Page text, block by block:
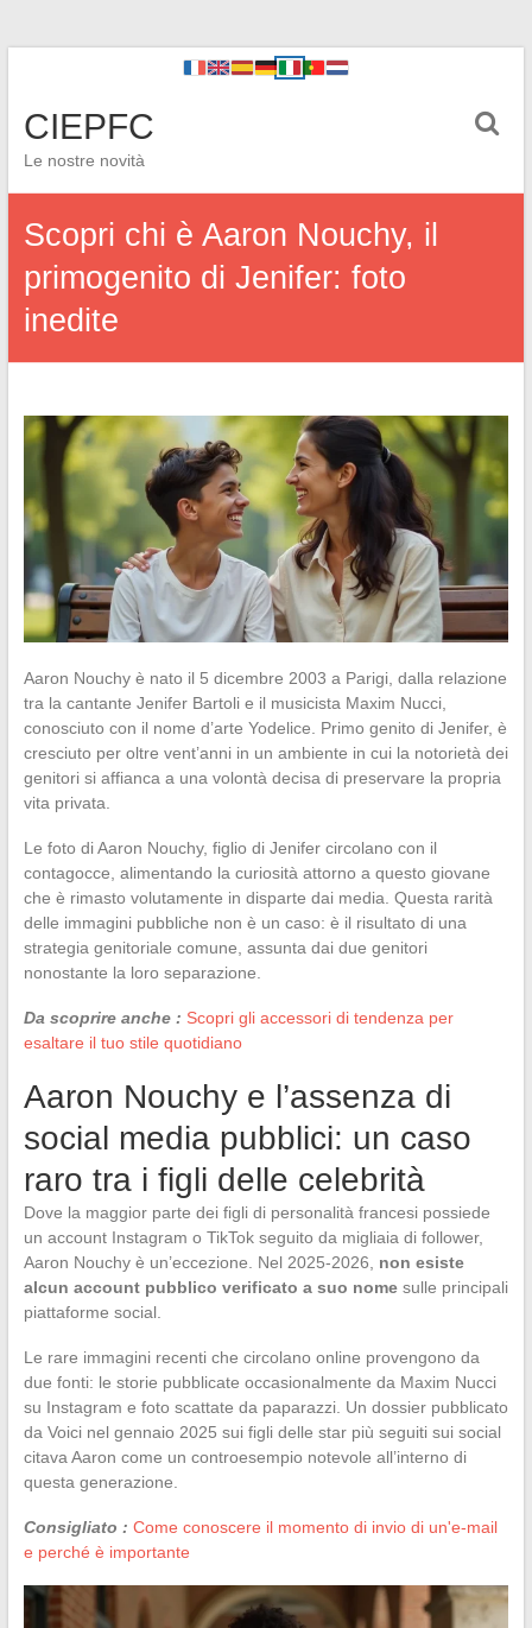
CIEPFC
Le nostre novità
Scopri chi è Aaron Nouchy, il
primogenito di Jenifer: foto
inedite
Aaron Nouchy è nato il 5 dicembre 2003 a Parigi, dalla relazione
tra la cantante Jenifer Bartoli e il musicista Maxim Nucci,
conosciuto con il nome d’arte Yodelice. Primo genito di Jenifer, è
cresciuto per oltre vent’anni in un ambiente in cui la notorietà dei
genitori si affianca a una volontà decisa di preservare la propria
vita privata.
Le foto di Aaron Nouchy, figlio di Jenifer circolano con il
contagocce, alimentando la curiosità attorno a questo giovane
che è rimasto volutamente in disparte dai media. Questa rarità
delle immagini pubbliche non è un caso: è il risultato di una
strategia genitoriale comune, assunta dai due genitori
nonostante la loro separazione.
Da scoprire anche : Scopri gli accessori di tendenza per
esaltare il tuo stile quotidiano
Aaron Nouchy e l’assenza di
social media pubblici: un caso
raro tra i figli delle celebrità
Dove la maggior parte dei figli di personalità francesi possiede
un account Instagram o TikTok seguito da migliaia di follower,
Aaron Nouchy è un’eccezione. Nel 2025-2026, non esiste
alcun account pubblico verificato a suo nomesulle principali
piattaforme social.
Le rare immagini recenti che circolano online provengono da
due fonti: le storie pubblicate occasionalmente da Maxim Nucci
su Instagram e foto scattate da paparazzi. Un dossier pubblicato
da Voici nel gennaio 2025 sui figli delle star più seguiti sui social
citava Aaron come un controesempio notevole all’interno di
questa generazione.
Consigliato : Come conoscere il momento di invio di un'e-mail
e perché è importante